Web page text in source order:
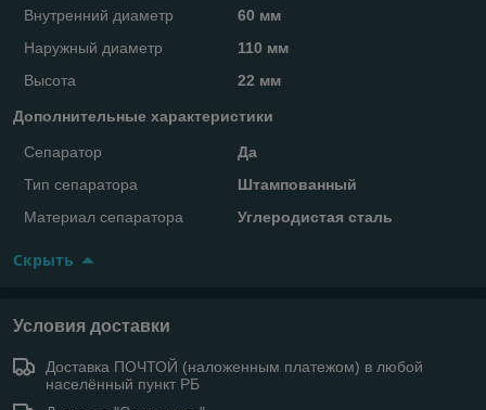
Внутренний диаметр
60 мм
Наружный диаметр
110 мм
Высота
22 мм
Дополнительные характеристики
Сепаратор
Да
Тип сепаратора
Штампованный
Материал сепаратора
Углеродистая сталь
Скрыть
Условия доставки
Доставка ПОЧТОЙ (наложенным платежом) в любой
населённый пункт РБ